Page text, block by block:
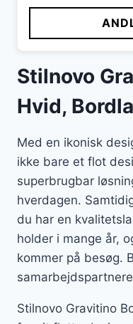
pris
var:
Stilnovo
Hvid,
Med en ikonisk
ikke bare et flot
superbrugbar
hverdagen.
du har en
holder i mange år,
kommer på besøg.
Stilnovo Gravitino